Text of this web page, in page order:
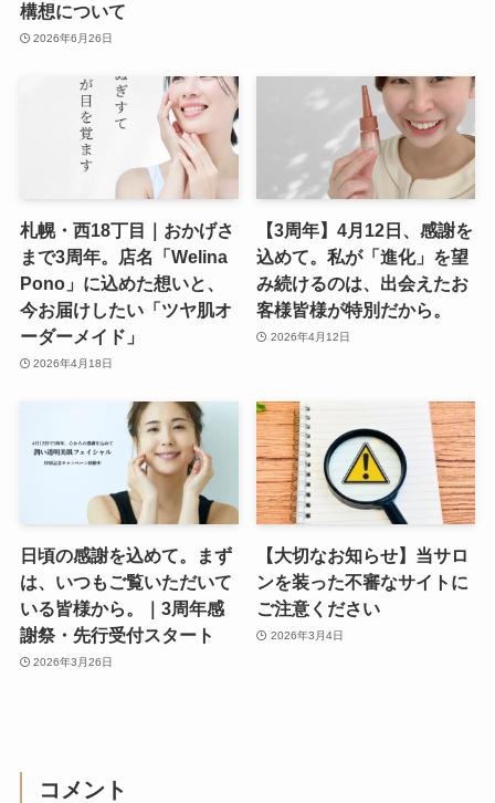
構想について
2026年6月26日
札幌・西18丁目｜おかげさ
まで3周年。店名「Welina
Pono」に込めた想いと、
今お届けしたい「ツヤ肌オ
ーダーメイド」
2026年4月18日
【3周年】4月12日、感謝を
込めて。私が「進化」を望
み続けるのは、出会えたお
客様皆様が特別だから。
2026年4月12日
日頃の感謝を込めて。まず
は、いつもご覧いただいて
いる皆様から。｜3周年感
謝祭・先行受付スタート
2026年3月26日
【大切なお知らせ】当サロ
ンを装った不審なサイトに
ご注意ください
2026年3月4日
コメント